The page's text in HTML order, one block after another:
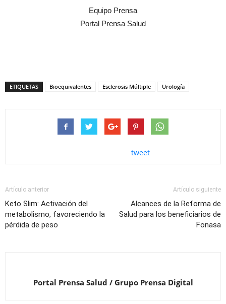
Equipo Prensa
Portal Prensa Salud
ETIQUETAS Bioequivalentes Esclerosis Múltiple Urología
tweet
Artículo anterior
Keto Slim: Activación del
metabolismo, favoreciendo la
pérdida de peso
Artículo siguiente
Alcances de la Reforma de
Salud para los beneficiarios de
Fonasa
Portal Prensa Salud / Grupo Prensa Digital